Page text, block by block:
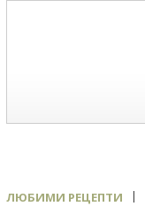
ЛЮБИМИ РЕЦЕПТИ |